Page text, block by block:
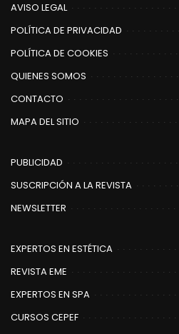
AVISO LEGAL
POLÍTICA DE PRIVACIDAD
POLÍTICA DE COOKIES
QUIENES SOMOS
CONTACTO
MAPA DEL SITIO
PUBLICIDAD
SUSCRIPCIÓN A LA REVISTA
NEWSLETTER
EXPERTOS EN ESTÉTICA
REVISTA EME
EXPERTOS EN SPA
CURSOS CEPEF